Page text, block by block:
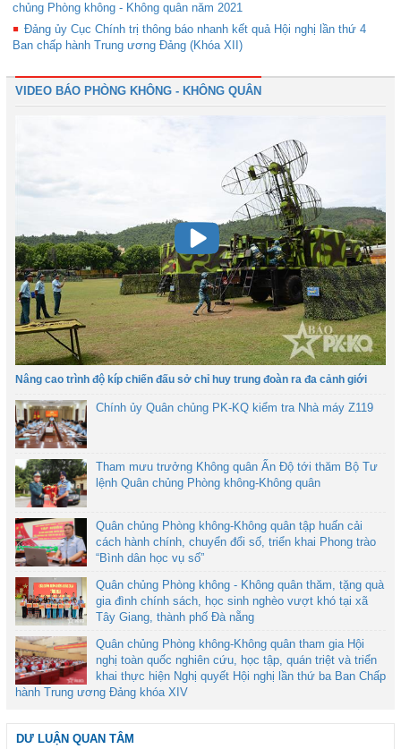
chủng Phòng không - Không quân năm 2021
Đảng ủy Cục Chính trị thông báo nhanh kết quả Hội nghị lần thứ 4
Ban chấp hành Trung ương Đảng (Khóa XII)
VIDEO BÁO PHÒNG KHÔNG - KHÔNG QUÂN
Nâng cao trình độ kíp chiến đấu sở chỉ huy trung đoàn ra đa cảnh giới
Chính ủy Quân chủng PK-KQ kiểm tra Nhà máy Z119
Tham mưu trưởng Không quân Ấn Độ tới thăm Bộ Tư
lệnh Quân chủng Phòng không-Không quân
Quân chủng Phòng không-Không quân tập huấn cải
cách hành chính, chuyển đổi số, triển khai Phong trào
“Bình dân học vụ số”
Quân chủng Phòng không - Không quân thăm, tặng quà
gia đình chính sách, học sinh nghèo vượt khó tại xã
Tây Giang, thành phố Đà nẵng
Quân chủng Phòng không-Không quân tham gia Hội
nghị toàn quốc nghiên cứu, học tập, quán triệt và triển
khai thực hiện Nghị quyết Hội nghị lần thứ ba Ban Chấp
hành Trung ương Đảng khóa XIV
DƯ LUẬN QUAN TÂM